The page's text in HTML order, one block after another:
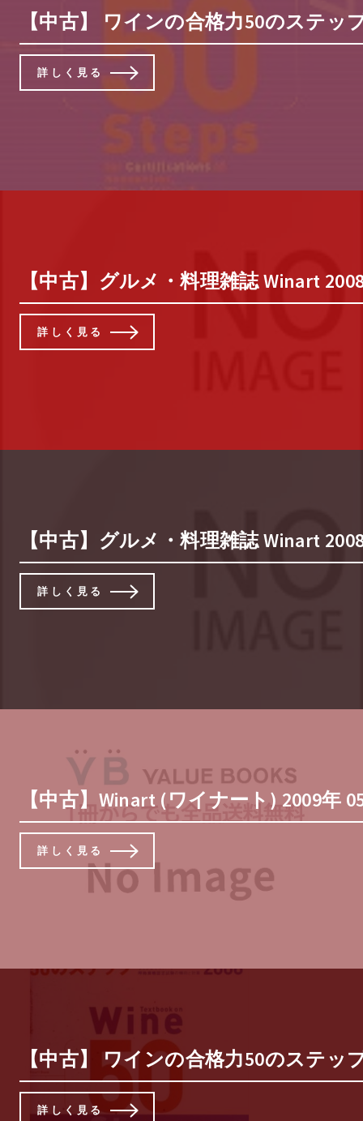
【中古】 ワインの合格力50のステ
詳しく見る
【中古】グルメ・料理雑誌 Winart
詳しく見る
【中古】グルメ・料理雑誌 Winart
詳しく見る
【中古】Winart (ワイナート) 2009年
詳しく見る
【中古】 ワインの合格力50のステ
詳しく見る